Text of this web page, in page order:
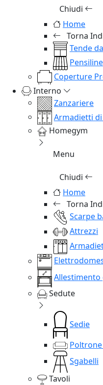
Chiudi
Home
Torna
Tende
Pensiline
Coperture
Interno
Zanzariere
Armadietti
Homegym
Menu
Chiudi
Home
Torna
Scarpe
Attrezzi
Allestimento
Sedute
Sedie
Sgabelli
Tavoli